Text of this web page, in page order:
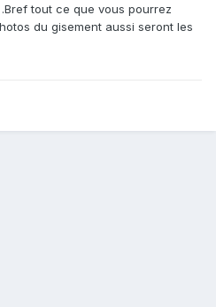
tout ce que vous pourrez
du gisement aussi seront les